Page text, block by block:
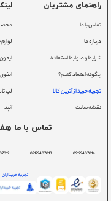
راهنمای مشتریان
تماس با ما
درباره ما
شرایط و ضوابط استفاده
چگونه اعتماد کنیم؟
تجربه خرید از آترین کالا
نقشه سایت
ایفون
ایفون
لپ
آیپد
تماس با ما هفت
09129407014
09129407013
تجربه خریداران